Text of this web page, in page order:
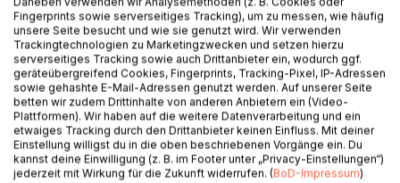
BESCHREIBUNG
Es gibt Erfahrungen im Leben, die uns nachhaltig negativ
beeinflussen. Sie rauben uns Energie, beschränken unser
freies Handeln und Denken, rauben uns Lebensfreude und
bescheren uns Alpträume. Unbewusst tragen wir ständig
Fingerprints sowie serverseitiges Tracking), um zu messen, wie häufig
unsere Seite besucht und wie sie genutzt wird. Wir verwenden
Trackingtechnologien zu Marketingzwecken und setzen hierzu
serverseitiges Tracking sowie auch Drittanbieter ein, wodurch ggf.
geräteübergreifend Cookies, Fingerprints, Tracking-Pixel, IP-Adressen
sowie gehashte E-Mail-Adressen genutzt werden. Auf unserer Seite
betten wir zudem Drittinhalte von anderen Anbietern ein (Video-
Plattformen). Wir haben auf die weitere Datenverarbeitung und ein
etwaiges Tracking durch den Drittanbieter keinen Einfluss. Mit deiner
Einstellung willigst du in die oben beschriebenen Vorgänge ein. Du
kannst deine Einwilligung (z. B. im Footer unter „Privacy-Einstellungen“)
jederzeit mit Wirkung für die Zukunft widerrufen. (BoD-Impressum)